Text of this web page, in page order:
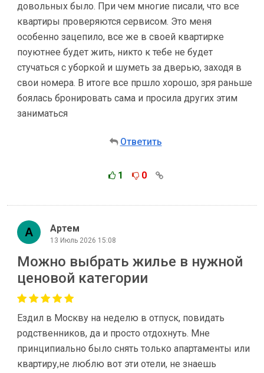
довольных было. При чем многие писали, что все
квартиры проверяются сервисом. Это меня
особенно зацепило, все же в своей квартирке
поуютнее будет жить, никто к тебе не будет
стучаться с уборкой и шуметь за дверью, заходя в
свои номера. В итоге все пршло хорошо, зря раньше
боялась бронировать сама и просила других этим
заниматься
Ответить
1 0
Артем
13 Июль 2026 15:08
Можно выбрать жилье в нужной
ценовой категории
Ездил в Москву на неделю в отпуск, повидать
родственников, да и просто отдохнуть. Мне
принципиально было снять только апартаменты или
квартиру,не люблю вот эти отели, не знаешь